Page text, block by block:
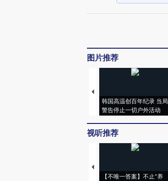
图片推荐
韩国高温创百年纪录 当局
警告停止一切户外活动
视听推荐
【不唯一答案】不止“养